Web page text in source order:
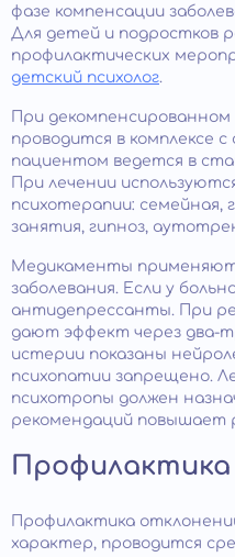
фазе компенсации
Для детей и подростков
профилактических
детский психолог.
При
проводится в комплексе
пациентом ведется в
При лечении
психотерапии: семейная,
занятия, гипноз,
Медикаменты
заболевания. Если у
антидепрессанты. При
дают эффект через два-
истерии показаны
психопатии запрещено.
психотропы должен
рекомендаций повышает
Профилактика
Профилактика
характер, проводится